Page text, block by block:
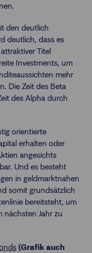
den deutlich
deutlich, dass es
Titel
Investments, um
mehr
Die Zeit des Beta
des Alpha durch
orientierte
erhalten oder
angesichts
Und es besteht
in geldmarktnahen
somit grundsätzlich
bereitsteht, um
nächsten Jahr zu
(Grafik auch